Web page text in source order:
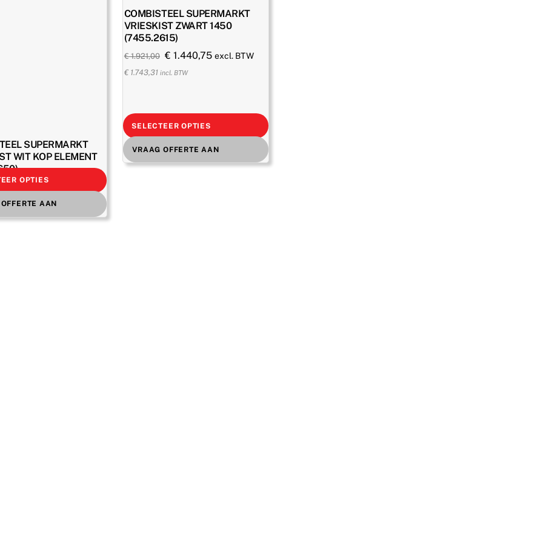
SUPERMARKT
WIT KOP ELEMENT
Oorspronkelijke
prijs
was:
€1.530,00
prijs
is:
incl. BTW
OPTIES
AAN
COMBISTEEL SUPERMARKT
VRIESKIST ZWART 1450
(7455.2615)
€1.921,00 Oorspronkelijke
prijs
€ 1.440,75Huidige
excl. BTW
€1.743,31 incl. BTW
SELECTEER OPTIES
VRAAG OFFERTE AAN